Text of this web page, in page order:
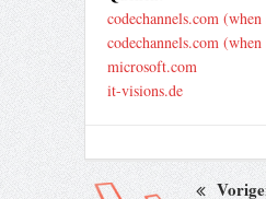
codechannels.com
codechannels.com
microsoft.com
it-visions.de